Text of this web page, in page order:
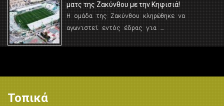
ματς της Ζακύνθου με την Κηφισιά!
Η ομάδα της Ζακύνθου κληρώθηκε να
αγωνιστεί εντός έδρας για …
Τοπικά